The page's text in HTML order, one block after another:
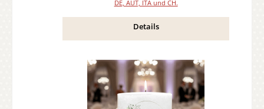
DE, AUT, ITA und CH.
Details